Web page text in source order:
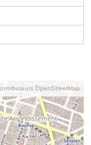
OpenStreetMap